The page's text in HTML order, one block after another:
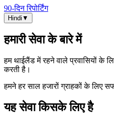
90-दिन रिपोर्टिंग
Hindi ▼
हमारी सेवा के बारे में
हम थाईलैंड में रहने वाले प्रवासियों के
करती है।
हमने हर साल हजारों ग्राहकों के लिए
यह सेवा किसके लिए है